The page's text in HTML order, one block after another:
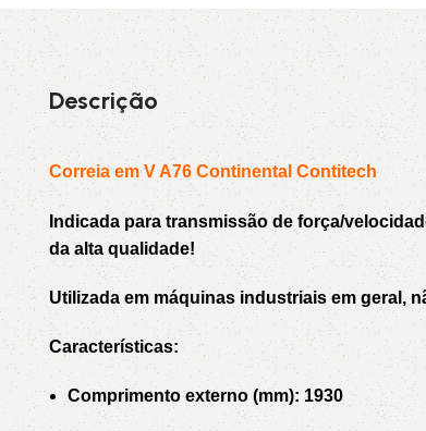
XPA XPB
Descrição
Correia em V A76 Continental Contitech
Indicada para transmissão de força/
da alta qualidade!
Utilizada em máquinas industriais em geral,
Características:
Comprimento externo (mm): 1930